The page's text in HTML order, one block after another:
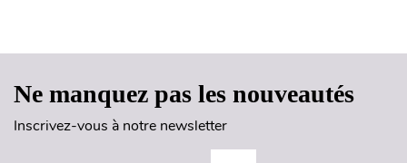
Ne manquez pas les nouveautés
Inscrivez-vous à notre newsletter